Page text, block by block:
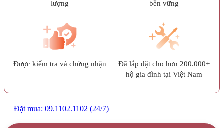
lượng
bền vững
Được kiểm tra và chứng nhận
Đã lắp đặt cho hơn 200.000+
hộ gia đình tại Việt Nam
Đặt mua: 09.1102.1102 (24/7)